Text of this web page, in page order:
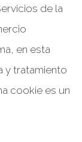
de la
en esta
y tratamiento
cookie es un